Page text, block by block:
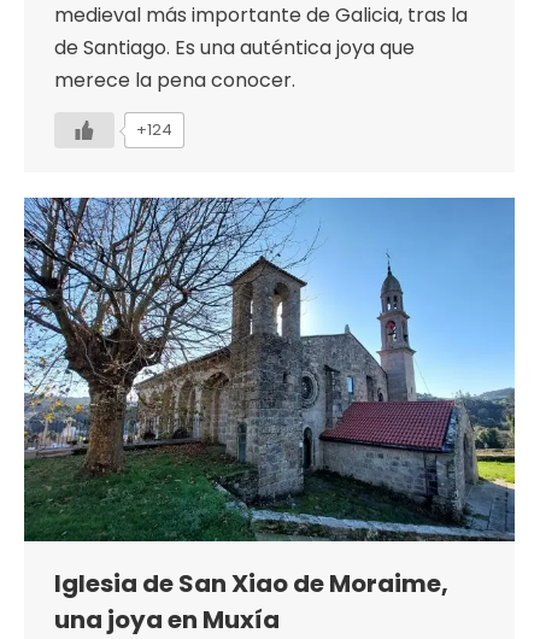
medieval más importante de Galicia, tras la
de Santiago. Es una auténtica joya que
merece la pena conocer.
+124
Iglesia de San Xiao de Moraime,
una joya en Muxía